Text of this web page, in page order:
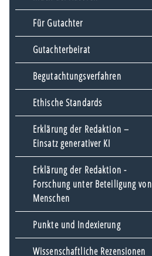
Für Gutachter
Gutachterbeirat
Begutachtungsverfahren
Ethische Standards
Erklärung der Redaktion –
Einsatz generativer KI
Erklärung der Redaktion -
Forschung unter Beteiligung von
Menschen
Punkte und Indexierung
Wissenschaftliche Rezensionen